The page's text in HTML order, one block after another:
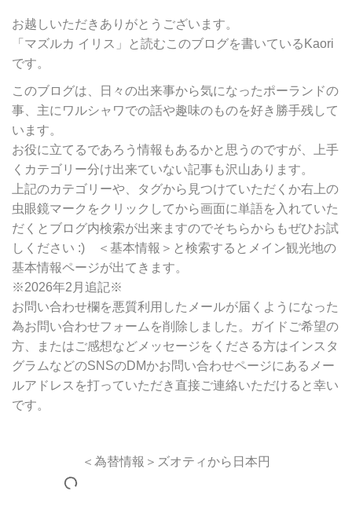
テ
ゴ
ー
別
検
索
お越しいただきありがとうございます。
「マズルカ イリス」と読むこのブログを書いているKaori
です。
このブログは、日々の出来事から気になったポーランドの
事、主にワルシャワでの話や趣味のものを好き勝手残して
います。
お役に立てるであろう情報もあるかと思うのですが、上手
くカテゴリー分け出来ていない記事も沢山あります。
上記のカテゴリーや、タグから見つけていただくか右上の
虫眼鏡マークをクリックしてから画面に単語を入れていた
だくとブログ内検索が出来ますのでそちらからもぜひお試
しください :) ＜基本情報＞と検索するとメイン観光地の
基本情報ページが出てきます。
※2026年2月追記※
お問い合わせ欄を悪質利用したメールが届くようになった
為お問い合わせフォームを削除しました。ガイドご希望の
方、またはご感想などメッセージをくださる方はインスタ
グラムなどのSNSのDMかお問い合わせページにあるメー
ルアドレスを打っていただき直接ご連絡いただけると幸い
です。
＜為替情報＞ズオティから日本円